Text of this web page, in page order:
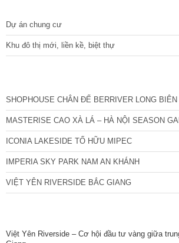
Dự án chung cư
Khu đô thị mới, liền kề, biệt thự
SHOPHOUSE CHÂN ĐẾ BERRIVER LONG BIÊN
MASTERISE CAO XÀ LÁ – HÀ NỘI SEASON
ICONIA LAKESIDE TỐ HỮU MIPEC
IMPERIA SKY PARK NAM AN KHÁNH
VIỆT YÊN RIVERSIDE BẮC GIANG
Việt Yên Riverside – Cơ hội đầu tư vàng giữa